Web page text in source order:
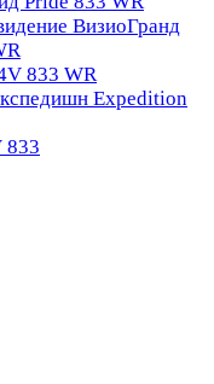
ВизиоГранд
833 WR
Expedition
833